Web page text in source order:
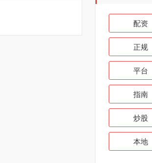
配资
正规
平台
指南
炒股
本地